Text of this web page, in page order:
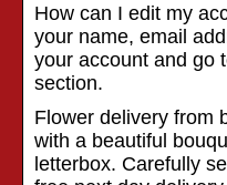
How can I edit my
your name, email
your account and go
section.
Flower delivery from
with a beautiful
letterbox. Carefully